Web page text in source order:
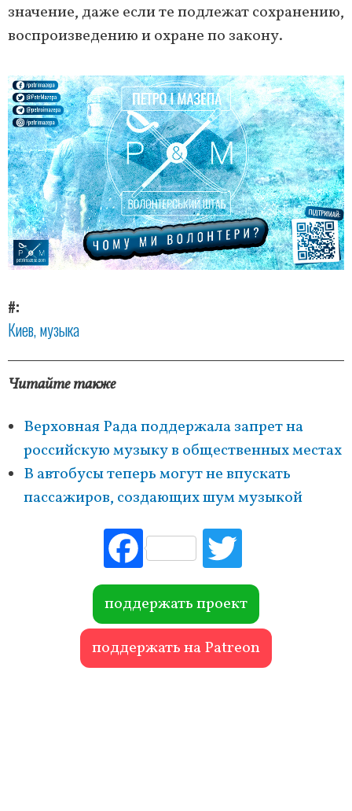
значение, даже если те подлежат сохранению,
воспроизведению и охране по закону.
#
Киев музыка
Читайте также
Верховная Рада поддержала запрет на
российскую музыку в общественных местах
В автобусы теперь могут не впускать
пассажиров, создающих шум музыкой
Fac
ebo
ok r
поддержать проект
поддержать на Patreon